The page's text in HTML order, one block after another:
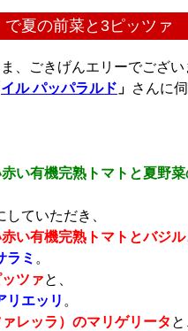
夏の前菜と3ピッツァ
、ごきげんエリーでござい
イル パッパラルド 」 さんに
い有機完熟トマトと夏野菜
ていただき、
い有機完熟トマトとバジル
ラミ 。
ツァと、
リエッリ 。
レッラ）のマリゲリータ と